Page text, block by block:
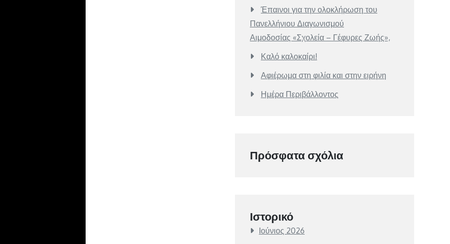
Έπαινοι για την ολοκλήρωση του
Πανελλήνιου Διαγωνισμού
Αιμοδοσίας «Σχολεία – Γέφυρες Ζωής»,
Καλό καλοκαίρι!
Αφιέρωμα στη φιλία και στην ειρήνη
Ημέρα Περιβάλλοντος
Πρόσφατα σχόλια
Ιστορικό
Ιούνιος 2026